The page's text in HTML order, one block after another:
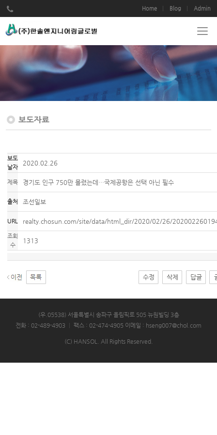
Home Blog Admin
보도자료
보도
날자
2020.02.26
제목 경기도 인구 750만 몰렸는데…국제공항은 선택 아닌 필수
출처 조선일보
URL realty.chosun.com/site/data/html_dir/2020/02/26/
조회
수
1313
수정 삭제 답글
(우.05538) 서울특별시 송파구 올림픽로 505 뉴원빌딩 3층
전화 : 02-489-4903
팩스 : 02-474-4905 이메일 : hseng007@chol.com
(C) HANSOL. All Rights Reserved.